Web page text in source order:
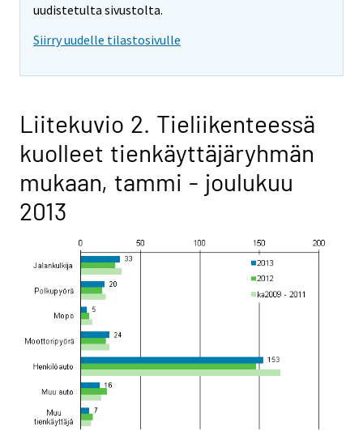
uudistetulta sivustolta.
Siirry uudelle tilastosivulle
Liitekuvio 2. Tieliikenteessä
kuolleet tienkäyttäjäryhmän
mukaan, tammi - joulukuu
2013